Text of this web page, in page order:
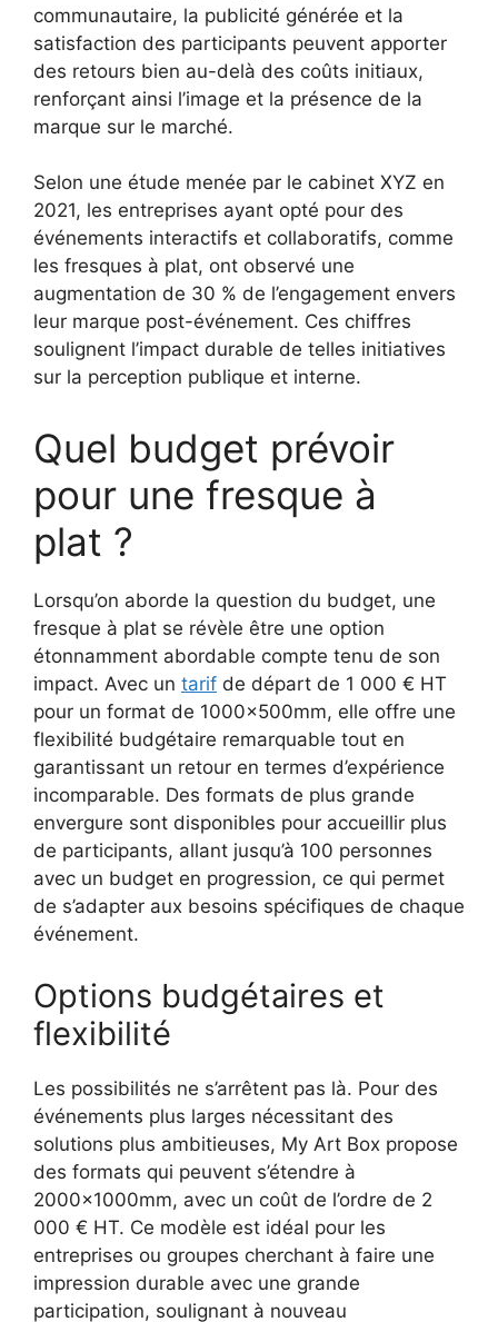
communautaire, la publicité générée et la
satisfaction des participants peuvent apporter
des retours bien au-delà des coûts initiaux,
renforçant ainsi l’image et la présence de la
marque sur le marché.
Selon une étude menée par le cabinet XYZ en
2021, les entreprises ayant opté pour des
événements interactifs et collaboratifs, comme
les fresques à plat, ont observé une
augmentation de 30 % de l’engagement envers
leur marque post-événement. Ces chiffres
soulignent l’impact durable de telles initiatives
sur la perception publique et interne.
Quel budget prévoir
pour une fresque à
plat ?
Lorsqu’on aborde la question du budget, une
fresque à plat se révèle être une option
étonnamment abordable compte tenu de son
impact. Avec un tarif de départ de 1 000 € HT
pour un format de 1000x500mm, elle offre une
flexibilité budgétaire remarquable tout en
garantissant un retour en termes d’expérience
incomparable. Des formats de plus grande
envergure sont disponibles pour accueillir plus
de participants, allant jusqu’à 100 personnes
avec un budget en progression, ce qui permet
de s’adapter aux besoins spécifiques de chaque
événement.
Options budgétaires et
flexibilité
Les possibilités ne s’arrêtent pas là. Pour des
événements plus larges nécessitant des
solutions plus ambitieuses, My Art Box propose
des formats qui peuvent s’étendre à
2000x1000mm, avec un coût de l’ordre de 2
000 € HT. Ce modèle est idéal pour les
entreprises ou groupes cherchant à faire une
impression durable avec une grande
participation, soulignant à nouveau